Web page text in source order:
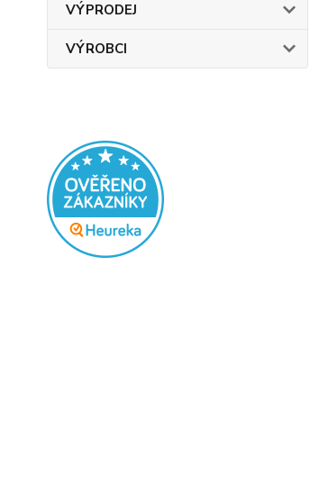
VÝPRODEJ
VÝROBCI